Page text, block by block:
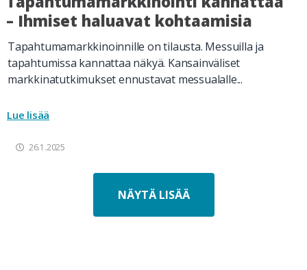
– Ihmiset haluavat kohtaamisia
Tapahtumamarkkinoinnille on tilausta. Messuilla ja
tapahtumissa kannattaa näkyä. Kansainväliset
markkinatutkimukset ennustavat messualalle...
Lue lisää
26.1.2025
NÄYTÄ LISÄÄ